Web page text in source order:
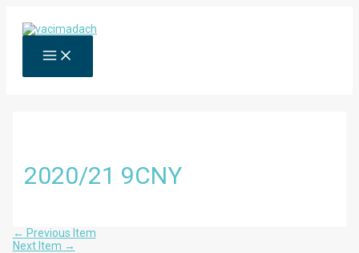
content
MAIN
MENU
2020/21 9CNY
Bejegyzés
navigáció
← Previous Item
Next Item →